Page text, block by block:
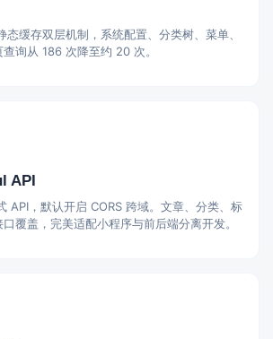
缓存双层机制，系统配置、分类树、菜单、
询从 186 次降至约 20 次。
API
API，默认开启 CORS 跨域。文章、分类、标
覆盖，完美适配小程序与前后端分离开发。